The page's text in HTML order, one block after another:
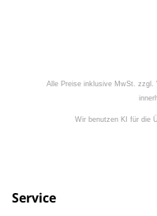
Alle Preise inklusive MwSt. zzgl.
Wir benutzen KI für die
Service